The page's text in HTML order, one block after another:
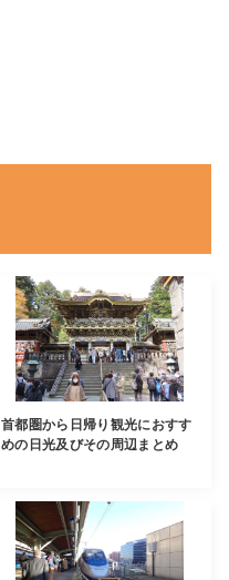
首都圏から日帰り観光におすす
めの日光及びその周辺まとめ